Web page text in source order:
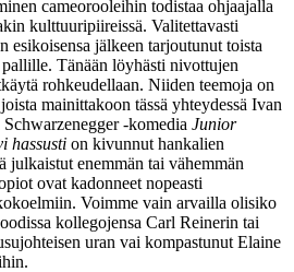
cameorooleihin todistaa ohjaajalla
kulttuuripiireissä. Valitettavasti
esikoisensa jälkeen tarjoutunut toista
Tänään löyhästi nivottujen
rohkeudellaan. Niiden teemoja on
mainittakoon tässä yhteydessä Ivan
‑komedia Junior
hassusti on kivunnut hankalien
enemmän tai vähemmän
ovat kadonneet nopeasti
Voimme vain arvailla olisiko
kollegojensa Carl Reinerin tai
uran vai kompastunut Elaine